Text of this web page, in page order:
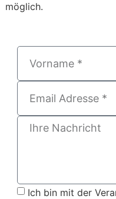
möglich.
Ich bin mit der